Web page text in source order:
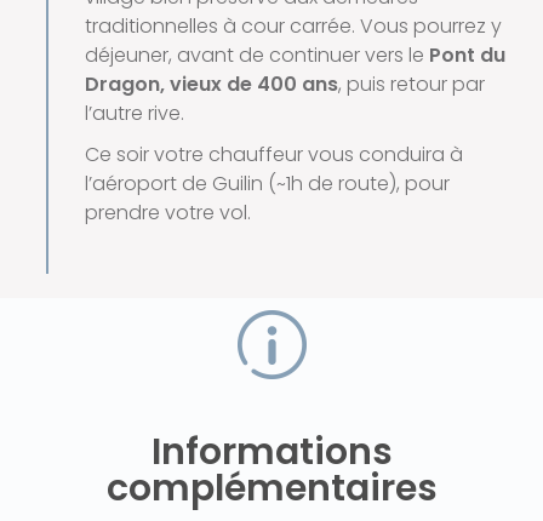
traditionnelles à cour carrée. Vous pourrez y
déjeuner, avant de continuer vers le Pont du
Dragon, vieux de 400 ans, puis retour par
l’autre rive.
Ce soir votre chauffeur vous conduira à
l’aéroport de Guilin (~1h de route), pour
prendre votre vol.
Informations
complémentaires